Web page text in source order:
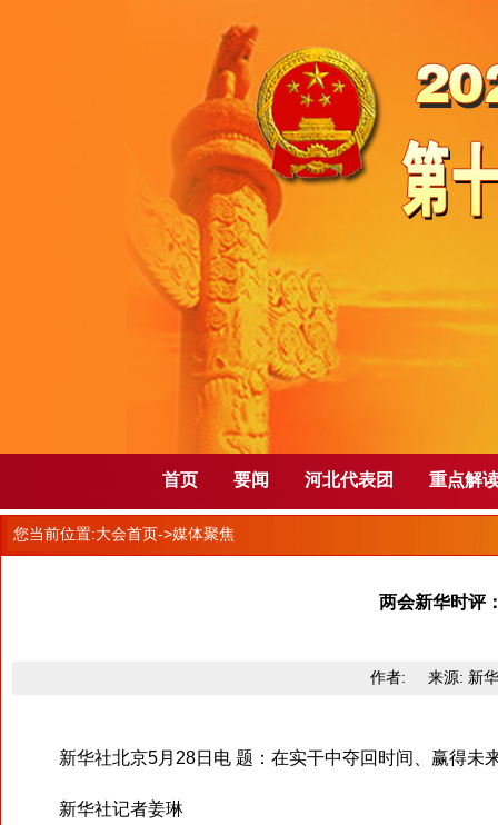
首页 要闻 河北代表团 重点解
您当前位置:大会首页->媒体聚焦
两会新华时评
作者: 来源: 新
新华社北京5月28日电 题：在实干中夺回时间、赢得未
新华社记者姜琳